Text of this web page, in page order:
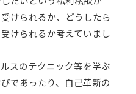
けられるか、どうしたら
けられるか考えていまし
スのテクニック等を学ぶ
であったり、自己革新の